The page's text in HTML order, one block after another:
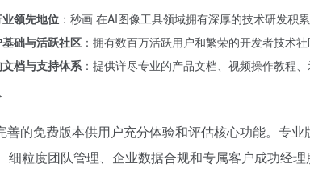
领先地位 ：秒画 在AI图像工具领域拥有深厚的技术研发
础与活跃社区 ：拥有数百万活跃用户和繁荣的开发者技术
档与支持体系：提供详尽专业的产品文档、视频操作教程
善的免费版本供用户充分体验和评估核心功能。专
细粒度团队管理、企业数据合规和专属客户成功经